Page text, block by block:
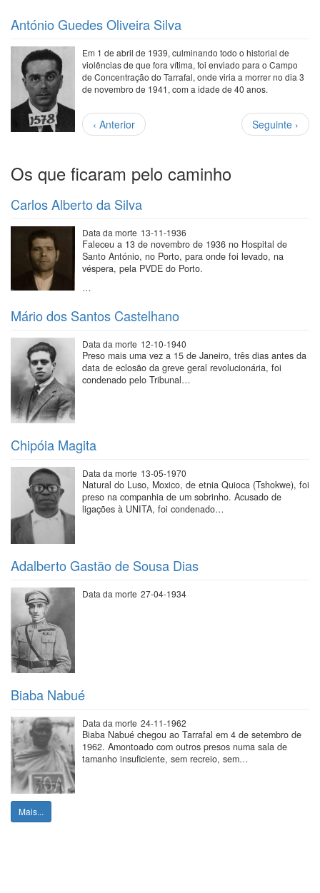
António Guedes Oliveira Silva
Em 1 de abril de 1939, culminando todo o historial de
violências de que fora vítima, foi enviado para o Campo
de Concentração do Tarrafal, onde viria a morrer no dia 3
de novembro de 1941, com a idade de 40 anos.
Paginação
Página
anterior
‹ Anterior
Próxima
página
Seguinte ›
Os que ficaram pelo caminho
Carlos Alberto da Silva
Data da morte 13-11-1936
Faleceu a 13 de novembro de 1936 no Hospital de
Santo António, no Porto, para onde foi levado, na
véspera, pela PVDE do Porto.
…
Mário dos Santos Castelhano
Data da morte 12-10-1940
Preso mais uma vez a 15 de Janeiro, três dias antes da
data de eclosão da greve geral revolucionária, foi
condenado pelo Tribunal…
Chipóia Magita
Data da morte 13-05-1970
Natural do Luso, Moxico, de etnia Quioca (Tshokwe), foi
preso na companhia de um sobrinho. Acusado de
ligações à UNITA, foi condenado…
Adalberto Gastão de Sousa Dias
Data da morte 27-04-1934
Biaba Nabué
Data da morte 24-11-1962
Biaba Nabué chegou ao Tarrafal em 4 de setembro de
1962. Amontoado com outros presos numa sala de
tamanho insuficiente, sem recreio, sem…
Mais...